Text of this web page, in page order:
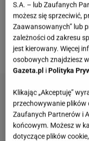
taniobiad, który
budżetu. Jak
mięsem? Nic
płukać kapusty, bo
S.A. – lub Zaufanych
możesz się sprzeciwić,
Zaawansowanych” lub
zależności od zakresu
jest kierowany. Więcej
osobowych znajdziesz
Gazeta.pl i Polityka
Klikając „Akceptuję”
przechowywanie plików
Zaufanych Partnerów i
końcowym. Możesz w
dotyczące plików